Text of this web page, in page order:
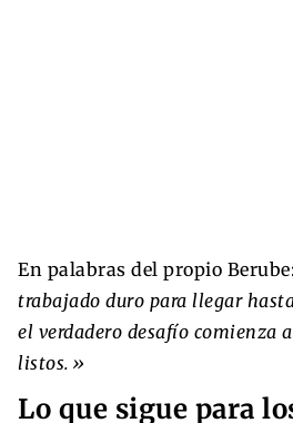
En palabras del propio
trabajado duro para llegar
el verdadero desafío comienza
listos.»
Lo que sigue para